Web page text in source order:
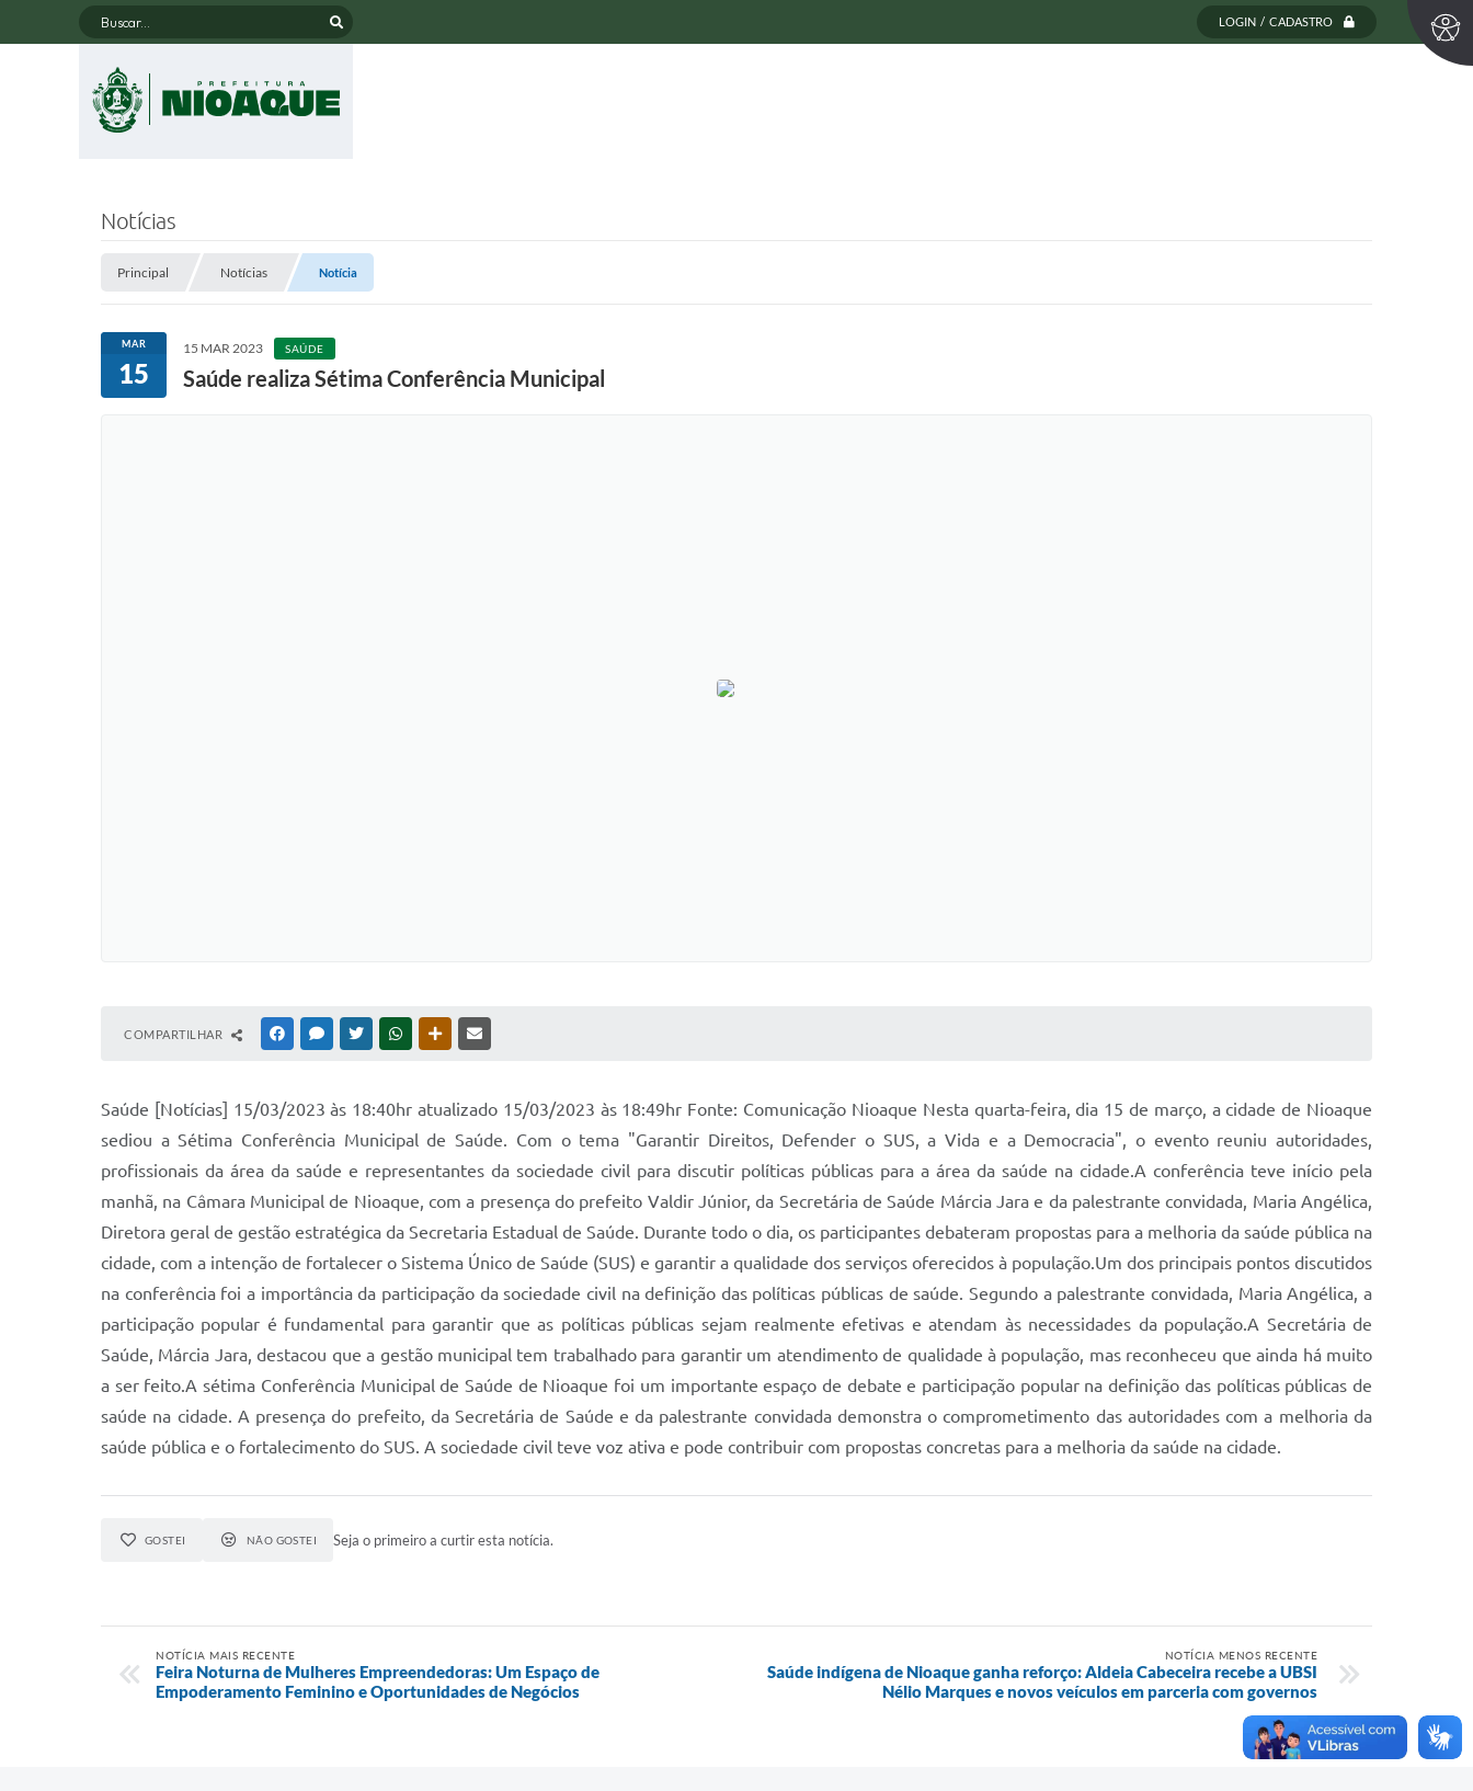
LOGIN / CADASTRO
Buscar...
Notícias
Principal Notícias Notícia
MAR
15
15 MAR 2023 SAÚDE
Saúde realiza Sétima Conferência Municipal
COMPARTILHAR FACEBOOKMESSENGER
TWITTERWHATSAPPOUTRAS MÍDIAS
Saúde [Notícias] 15/03/2023 às 18:40hr atualizado 15/03/2023 às 18:49hr Fonte: Comunicação Nioaque Nesta quarta-feira, dia 15 de março, a cidade de Nioaque
sediou a Sétima Conferência Municipal de Saúde. Com o tema "Garantir Direitos, Defender o SUS, a Vida e a Democracia", o evento reuniu autoridades,
profissionais da área da saúde e representantes da sociedade civil para discutir políticas públicas para a área da saúde na cidade.A conferência teve início pela
manhã, na Câmara Municipal de Nioaque, com a presença do prefeito Valdir Júnior, da Secretária de Saúde Márcia Jara e da palestrante convidada, Maria Angélica,
Diretora geral de gestão estratégica da Secretaria Estadual de Saúde. Durante todo o dia, os participantes debateram propostas para a melhoria da saúde pública na
cidade, com a intenção de fortalecer o Sistema Único de Saúde (SUS) e garantir a qualidade dos serviços oferecidos à população.Um dos principais pontos discutidos
na conferência foi a importância da participação da sociedade civil na definição das políticas públicas de saúde. Segundo a palestrante convidada, Maria Angélica, a
participação popular é fundamental para garantir que as políticas públicas sejam realmente efetivas e atendam às necessidades da população.A Secretária de
Saúde, Márcia Jara, destacou que a gestão municipal tem trabalhado para garantir um atendimento de qualidade à população, mas reconheceu que ainda há muito
a ser feito.A sétima Conferência Municipal de Saúde de Nioaque foi um importante espaço de debate e participação popular na definição das políticas públicas de
saúde na cidade. A presença do prefeito, da Secretária de Saúde e da palestrante convidada demonstra o comprometimento das autoridades com a melhoria da
saúde pública e o fortalecimento do SUS. A sociedade civil teve voz ativa e pode contribuir com propostas concretas para a melhoria da saúde na cidade.
GOSTEI NÃO GOSTEI Seja o primeiro a curtir esta notícia.
NOTÍCIA MAIS RECENTE
Feira Noturna de Mulheres Empreendedoras: Um Espaço de
Empoderamento Feminino e Oportunidades de Negócios
NOTÍCIA MENOS RECENTE
Saúde indígena de Nioaque ganha reforço: Aldeia Cabeceira recebe a UBSI
Nélio Marques e novos veículos em parceria com governos